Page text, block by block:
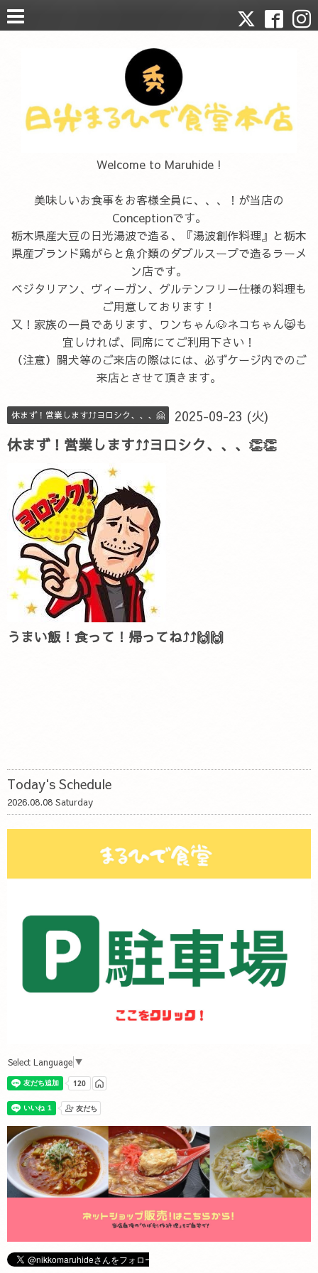
Welcome to Maruhide !
美味しいお食事をお客様全員に、、、！が当店の
Conceptionです。
栃木県産大豆の日光湯波で造る、『湯波創作料理』と栃木
県産ブランド鶏がらと魚介類のダブルスープで造るラーメ
ン店です。
ベジタリアン、ヴィーガン、グルテンフリー仕様の料理も
ご用意しております！
又！家族の一員であります、ワンちゃん🐶ネコちゃん😸も
宜しければ、同席にてご利用下さい！
（注意）闘犬等のご来店の際はには、必ずケージ内でのご
来店とさせて頂きます。
休まず！営業します⤴⤴ヨロシク、、、🤗 2025-09-23 (火)
休まず！営業します⤴⤴ヨロシク、、、👏👏
うまい飯！食って！帰ってね⤴⤴🙌🙌
Today's Schedule
2026.08.08 Saturday
Select Language ▼